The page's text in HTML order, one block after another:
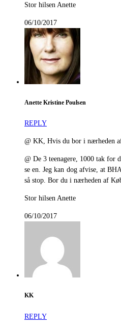
Stor hilsen Anette
06/10/2017
Anette Kristine Poulsen
REPLY
@ KK, Hvis du bor i nærheden
@ De 3 teenagere, 1000 tak
se en. Jeg kan dog afvise, at
så stop. Bor du i nærheden af
Stor hilsen Anette
06/10/2017
KK
REPLY